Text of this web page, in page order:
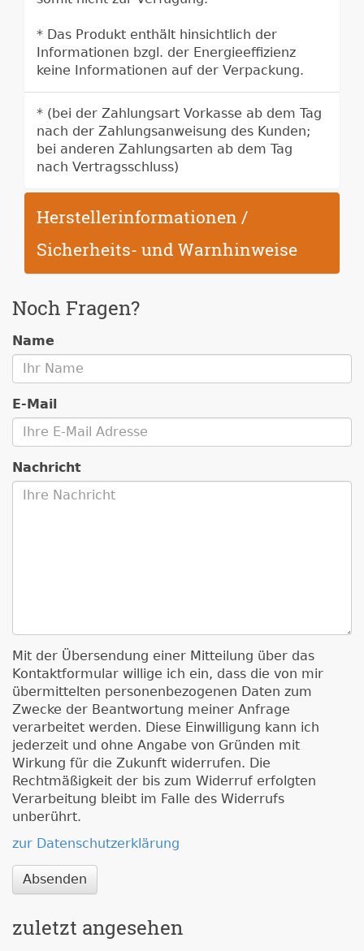
* Das Produkt enthält hinsichtlich der
Informationen bzgl. der Energieeffizienz
keine Informationen auf der Verpackung.
* (bei der Zahlungsart Vorkasse ab dem Tag
nach der Zahlungsanweisung des Kunden;
bei anderen Zahlungsarten ab dem Tag
nach Vertragsschluss)
Herstellerinformationen /
Sicherheits- und Warnhinweise
Noch Fragen?
Name
E-Mail
Nachricht
Mit der Übersendung einer Mitteilung über das
Kontaktformular willige ich ein, dass die von mir
übermittelten personenbezogenen Daten zum
Zwecke der Beantwortung meiner Anfrage
verarbeitet werden. Diese Einwilligung kann ich
jederzeit und ohne Angabe von Gründen mit
Wirkung für die Zukunft widerrufen. Die
Rechtmäßigkeit der bis zum Widerruf erfolgten
Verarbeitung bleibt im Falle des Widerrufs
unberührt.
zur Datenschutzerklärung
Absenden
zuletzt angesehen